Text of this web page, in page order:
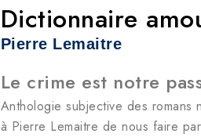
Dictionnaire
Pierre Lemaitre
Le crime est notre
Anthologie subjective des
à Pierre Lemaitre de nous faire